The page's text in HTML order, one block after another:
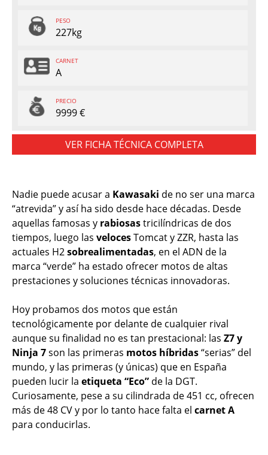
PESO
227kg
CARNET
A
PRECIO
9999 €
VER FICHA TÉCNICA COMPLETA
Nadie puede acusar a Kawasaki de no ser una marca
“atrevida” y así ha sido desde hace décadas. Desde
aquellas famosas y rabiosastricilíndricas de dos
tiempos, luego las velocesTomcat y ZZR, hasta las
actuales H2sobrealimentadas, en el ADN de la
marca “verde” ha estado ofrecer motos de altas
prestaciones y soluciones técnicas innovadoras.
Hoy probamos dos motos que están
tecnológicamente por delante de cualquier rival
aunque su finalidad no es tan prestacional: las Z7 y
Ninja 7son las primeras motos híbridas“serias” del
mundo, y las primeras (y únicas) que en España
pueden lucir la etiqueta “Eco” de la DGT.
Curiosamente, pese a su cilindrada de 451 cc, ofrecen
más de 48 CV y por lo tanto hace falta el carnet A
para conducirlas.